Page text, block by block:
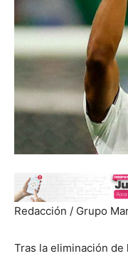
Redacción / Grupo
Tras la eliminación de